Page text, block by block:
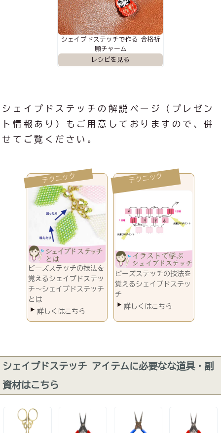
シェイプドステッチで作る 合格祈
願チャーム
シェイプドステッチの解説ページ（プレゼン
ト情報あり）もご用意しておりますので、併
せてご覧ください。
ビーズステッチの技法を
覚えるシェイプドステッ
チ～シェイプドステッチ
とは
ビーズステッチの技法を
覚えるシェイプドステッ
チ
シェイプドステッチ アイテムに必要なな道具・副
資材はこちら